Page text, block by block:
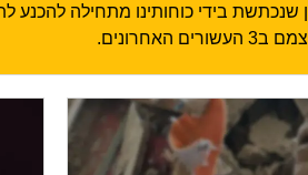
שנכתשת בידי כוחותינו מתחילה
האחרונים.